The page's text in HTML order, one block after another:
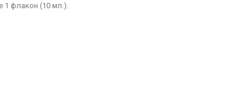
1 флакон (10 мл.).